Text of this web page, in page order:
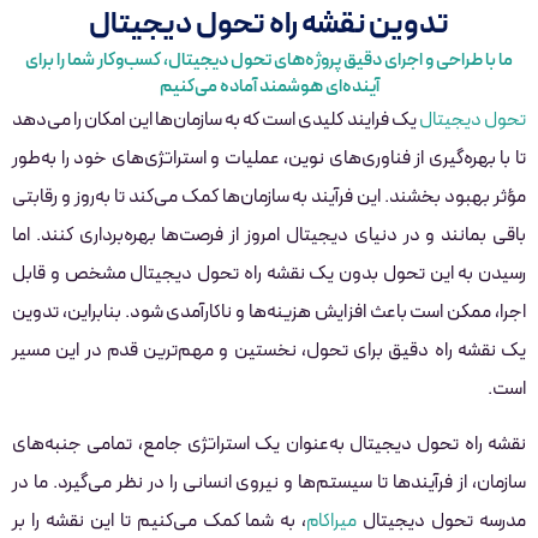
تدوین نقشه راه تحول دیجیتال
ما با طراحی و اجرای دقیق پروژه‌های تحول دیجیتال، کسب‌وکار شما را برای
آینده‌ای هوشمند آماده می‌کنیم
تحول دیجیتالیک فرایند کلیدی است که به سازمان‌ها این امکان را می‌دهد
تا با بهره‌گیری از فناوری‌های نوین، عملیات و استراتژی‌های خود را به‌طور
مؤثر بهبود بخشند. این فرآیند به سازمان‌ها کمک می‌کند تا به‌روز و رقابتی
باقی بمانند و در دنیای دیجیتال امروز از فرصت‌ها بهره‌برداری کنند. اما
رسیدن به این تحول بدون یک نقشه راه تحول دیجیتال مشخص و قابل
اجرا، ممکن است باعث افزایش هزینه‌ها و ناکارآمدی شود. بنابراین، تدوین
یک نقشه راه دقیق برای تحول، نخستین و مهم‌ترین قدم در این مسیر
است.
نقشه راه تحول دیجیتال به‌عنوان یک استراتژی جامع، تمامی جنبه‌های
سازمان، از فرآیندها تا سیستم‌ها و نیروی انسانی را در نظر می‌گیرد. ما در
مدرسه تحول دیجیتال میراکام، به شما کمک می‌کنیم تا این نقشه را بر